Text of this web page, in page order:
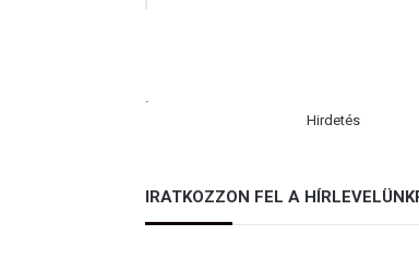
.
Hirdetés
IRATKOZZON FEL A